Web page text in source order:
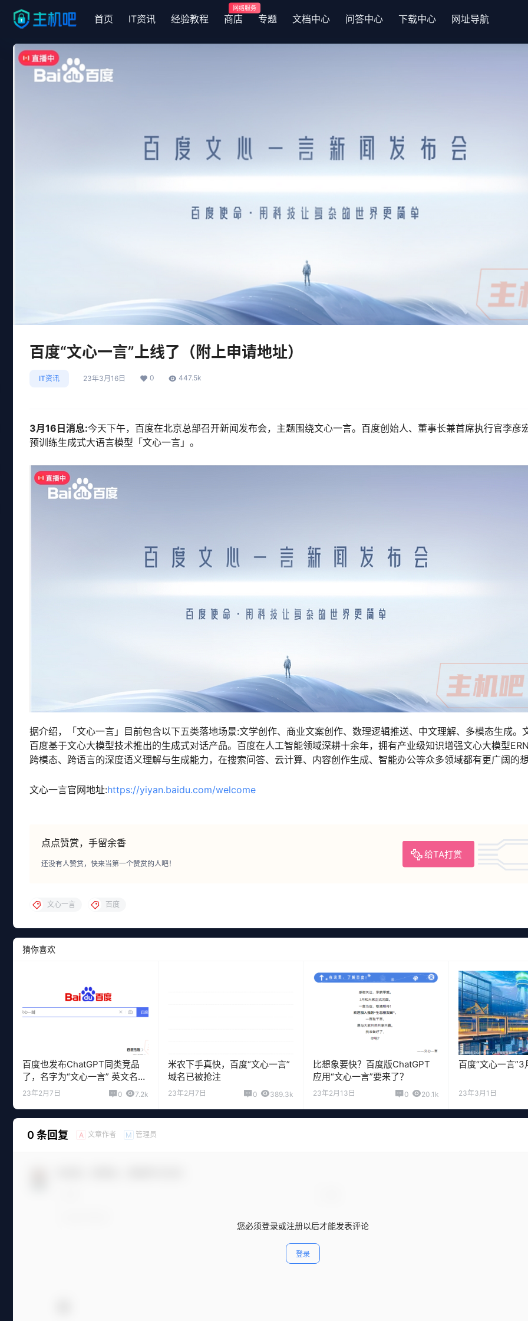
首页 IT资讯 经验教程 商店
网络服务
专题 文档中心 问答中心 下载中心 网址导航
百度“文心一言”上线了（附上申请地址）
IT资讯 23年3月16日 0 447.5k
3月16日消息:今天下午，百度在北京总部召开新闻发布会，主题围绕文心一言。百度创始人、董事长兼首席执行官李彦
预训练生成式大语言模型「文心一言」。
据介绍，「文心一言」目前包含以下五类落地场景:文学创作、商业文案创作、数理逻辑推送、中文理解、多模态生成。
百度基于文心大模型技术推出的生成式对话产品。百度在人工智能领域深耕十余年，拥有产业级知识增强文心大模型
跨模态、跨语言的深度语义理解与生成能力，在搜索问答、云计算、内容创作生成、智能办公等众多领域都有更广阔的
文心一言官网地址:https://yiyan.baidu.com/welcome
点点赞赏，手留余香
给TA打赏
还没有人赞赏，快来当第一个赞赏的人吧！
文心一言 百度
猜你喜欢
百度也发布ChatGPT同类竞品
了，名字为“文心一言” 英文名
ERNIE Bot
23年2月7日 0 7.2k
米农下手真快，百度“文心一言”
域名已被抢注
23年2月7日 0 389.3k
比想象要快？百度版ChatGPT
应用“文心一言”要来了？
23年2月13日 0 20.1k
百度“文心一言”3
23年3月1日
0 条回复 A 文章作者 M 管理员
您必须登录或注册以后才能发表评论
登录